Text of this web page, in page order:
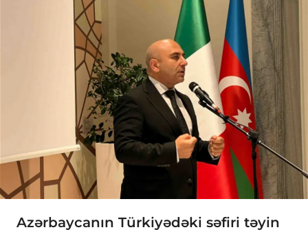
Azərbaycanın Türkiyədəki səfiri təyin